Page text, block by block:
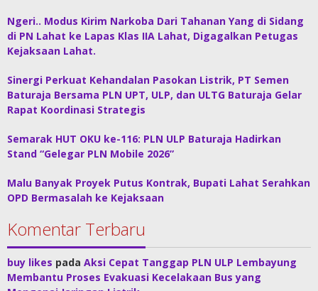
Ngeri.. Modus Kirim Narkoba Dari Tahanan Yang di Sidang
di PN Lahat ke Lapas Klas IIA Lahat, Digagalkan Petugas
Kejaksaan Lahat.
Sinergi Perkuat Kehandalan Pasokan Listrik, PT Semen
Baturaja Bersama PLN UPT, ULP, dan ULTG Baturaja Gelar
Rapat Koordinasi Strategis
Semarak HUT OKU ke-116: PLN ULP Baturaja Hadirkan
Stand “Gelegar PLN Mobile 2026”
Malu Banyak Proyek Putus Kontrak, Bupati Lahat Serahkan
OPD Bermasalah ke Kejaksaan
Komentar Terbaru
buy likes pada Aksi Cepat Tanggap PLN ULP Lembayung
Membantu Proses Evakuasi Kecelakaan Bus yang